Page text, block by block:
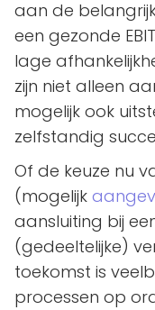
aan de
een gezonde
lage
zijn niet alleen
mogelijk ook
zelfstandig
Of de keuze nu
(mogelijk
aansluiting bij
(gedeeltelijke)
toekomst is
processen op